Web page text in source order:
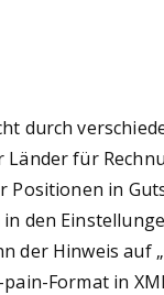
durch
für
Positionen in
den
der Hinweis
Format in